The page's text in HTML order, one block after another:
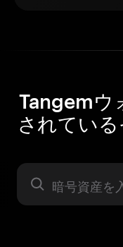
Tangemウ
されている
暗号資産